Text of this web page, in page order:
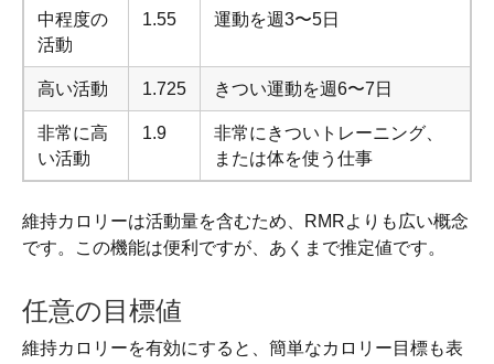
中程度の
活動
1.55 運動を週3〜5日
高い活動 1.725 きつい運動を週6〜7日
非常に高
い活動
1.9
非常にきついトレーニング、
または体を使う仕事
維持カロリーは活動量を含むため、RMRよりも広い概念
です。この機能は便利ですが、あくまで推定値です。
任意の目標値
維持カロリーを有効にすると、簡単なカロリー目標も表